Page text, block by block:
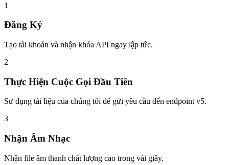
1
Đăng Ký
Tạo tài khoản và nhận khóa API ngay lập tức.
2
Thực Hiện Cuộc Gọi Đầu Tiên
Sử dụng tài liệu của chúng tôi để gửi yêu cầu đến endpoint v5.
3
Nhận Âm Nhạc
Nhận file âm thanh chất lượng cao trong vài giây.